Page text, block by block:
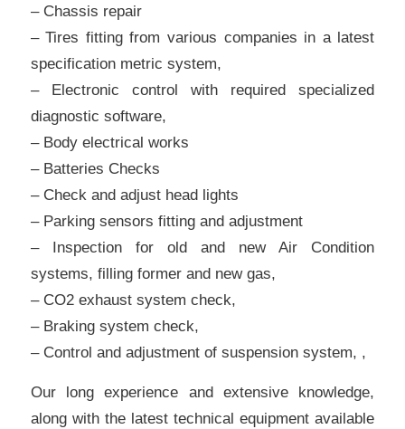
– Chassis repair
– Tires fitting from various companies in a latest
specification metric system,
– Electronic control with required specialized
diagnostic software,
– Body electrical works
– Batteries Checks
– Check and adjust head lights
– Parking sensors fitting and adjustment
– Inspection for old and new Air Condition
systems, filling former and new gas,
– CO2 exhaust system check,
– Braking system check,
– Control and adjustment of suspension system, ,
Our long experience and extensive knowledge,
along with the latest technical equipment available